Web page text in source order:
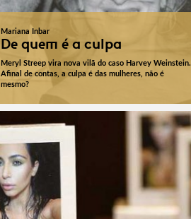
Mariana Inbar
De quem é a culpa
Meryl Streep vira nova vilã do caso Harvey Weinstein.
Afinal de contas, a culpa é das mulheres, não é
mesmo?